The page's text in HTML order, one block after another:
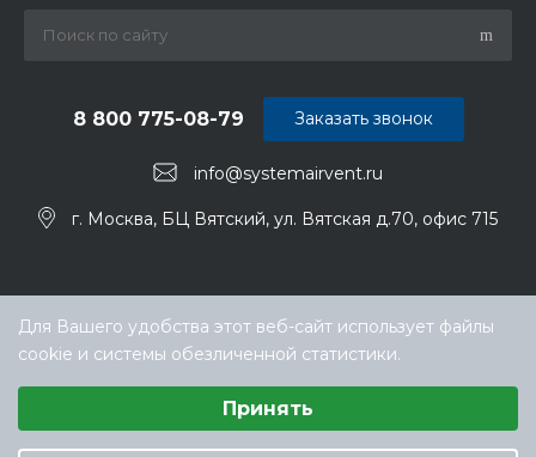
info@systemairvent.ru
8 800 775-08-79
г. Москва, БЦ Вятский, ул. Вятская д.70, офис 715
Заказать звонок
Для Вашего удобства этот веб-сайт использует файлы
cookie и системы обезличенной статистики.
Принять